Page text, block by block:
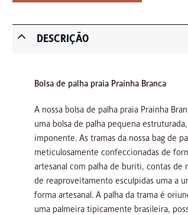
DESCRIÇÃO
Bolsa de palha praia Prainha Branca
A nossa bolsa de palha praia Prainha
uma bolsa de palha pequena estruturada,
imponente. As tramas da nossa bag de
meticulosamente confeccionadas de
artesanal com palha de buriti, contas de
de reaproveitamento esculpidas uma a
forma artesanal. A palha da trama é
uma palmeira tipicamente brasileira,